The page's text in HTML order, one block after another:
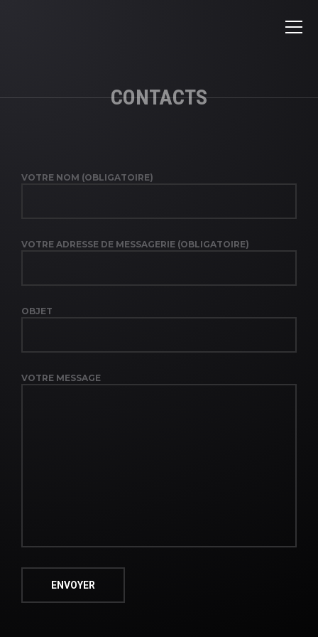
CONTACTS
VOTRE NOM (OBLIGATOIRE)
VOTRE ADRESSE DE MESSAGERIE (OBLIGATOIRE)
OBJET
VOTRE MESSAGE